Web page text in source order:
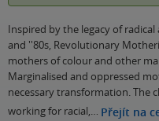
Inspired by the legacy of
and ''80s, Revolutionary
mothers of colour and other
Marginalised and oppressed
necessary transformation. The
working for racial,… Přejít na